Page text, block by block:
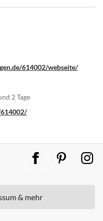
614002/webseite/
2 Tage
& mehr